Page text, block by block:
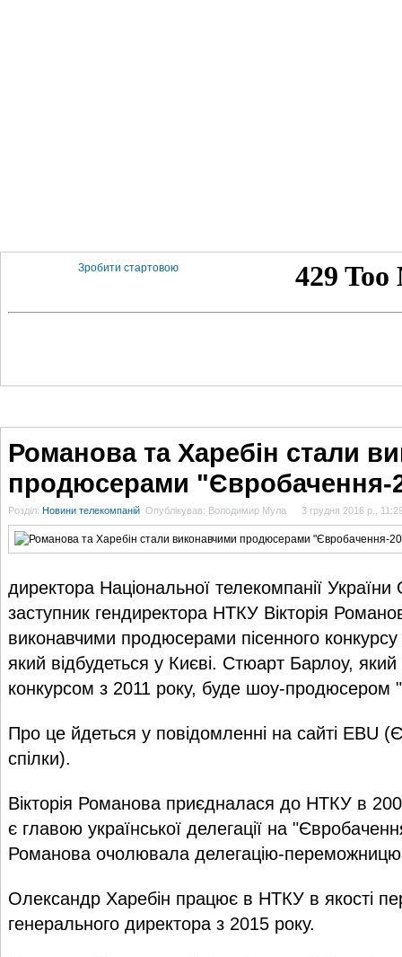
Зробити стартовою
Романова та Харебін стали
продюсерами "Євробачення-
Розділ: Новини телекомпаній Опублікував: Володимир Мула 3 грудня 2016 р.,
директора Національної телекомпанії
заступник гендиректора НТКУ Вікторія
виконавчими продюсерами пісенного
який відбудеться у Києві. Стюарт Барлоу,
конкурсом з 2011 року, буде шоу-продюсером
Про це йдеться у повідомленні на сайті EBU
спілки).
Вікторія Романова приєдналася до НТКУ в
є главою української делегації на
Романова очолювала делегацію-
Олександр Харебін працює в НТКУ в якості
генерального директора з 2015 року.